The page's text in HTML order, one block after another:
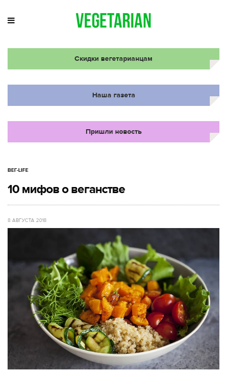
Скидки вегетарианцам
Наша газета
Пришли новость
ВЕГ-LIFE
10 мифов о веганстве
8 АВГУСТА 2018